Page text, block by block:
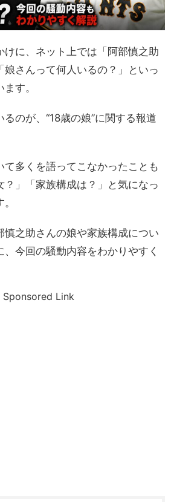
けに、ネット上では「阿部慎之助
娘さんって何人いるの？」といっ
す。
のが、“18歳の娘”に関する報道
て多くを語ってこなかったことも
？」「家族構成は？」と気になっ
慎之助さんの娘や家族構成につい
今回の騒動内容をわかりやすく
Sponsored Link